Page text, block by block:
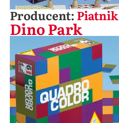
Producent:Piatnik
Dino Park